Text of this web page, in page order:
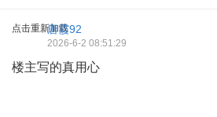
点击重新加载
唐霞92
2026-6-2 08:51:29
楼主写的真用心